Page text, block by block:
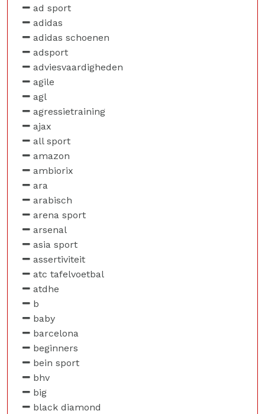
ad sport
adidas
adidas schoenen
adsport
adviesvaardigheden
agile
agl
agressietraining
ajax
all sport
amazon
ambiorix
ara
arabisch
arena sport
arsenal
asia sport
assertiviteit
atc tafelvoetbal
atdhe
b
baby
barcelona
beginners
bein sport
bhv
big
black diamond